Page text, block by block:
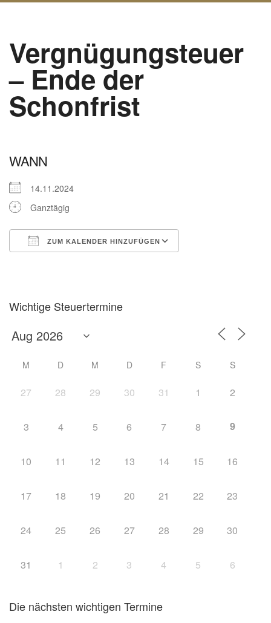
Vergnügungsteuer
– Ende der
Schonfrist
WANN
14.11.2024
Ganztägig
ZUM KALENDER HINZUFÜGEN
Wichtige Steuertermine
M D M D F S S
27 28 29 30 31 1 2
3 4 5 6 7 8 9
10 11 12 13 14 15 16
17 18 19 20 21 22 23
24 25 26 27 28 29 30
31 1 2 3 4 5 6
Die nächsten wichtigen Termine